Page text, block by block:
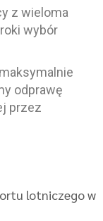
z wieloma
wybór
odprawę
przez
lotniczego w